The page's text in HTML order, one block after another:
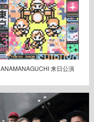
ANAMANAGUCHI 来日公演